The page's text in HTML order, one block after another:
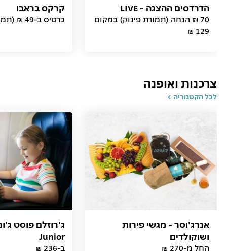
הדרדסים ההצגה - LIVE
70 ₪ הנחה (תמורת פינוק) במקום
129 ₪
קרקס בראבו
כרטיס ב-49 ₪ (תמורת פינוק)
צרכנות ואופנה
לכל הקטגוריה
אנרג'וסר - מגשי פירות
ושוקולדים
החל מ-270 ₪
Junior
ב-236 ₪